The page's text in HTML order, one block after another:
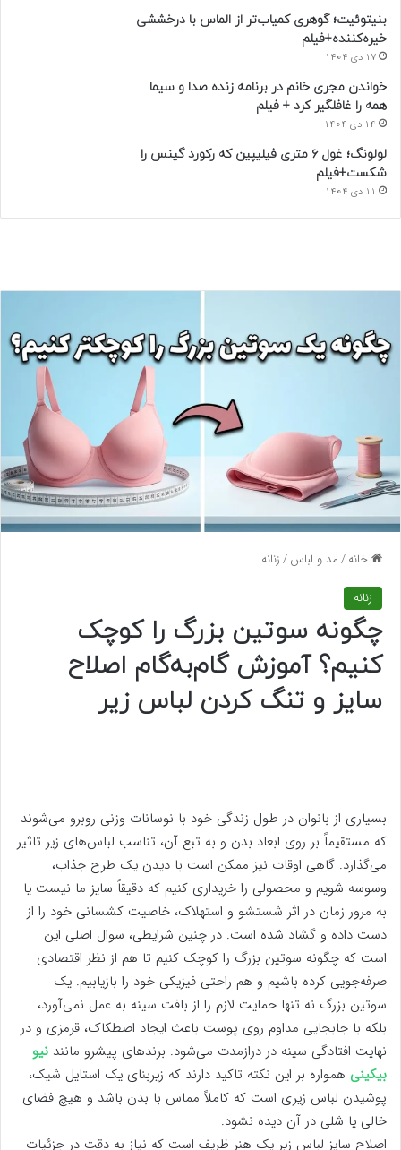
بنیتوئیت؛ گوهری کمیاب‌تر از الماس با درخششی
خیره‌کننده+فیلم
17 دی 1404
خواندن مجری خانم در برنامه زنده صدا و سیما
همه را غافلگیر کرد + فیلم
14 دی 1404
لولونگ؛ غول ۶ متری فیلیپین که رکورد گینس را
شکست+فیلم
11 دی 1404